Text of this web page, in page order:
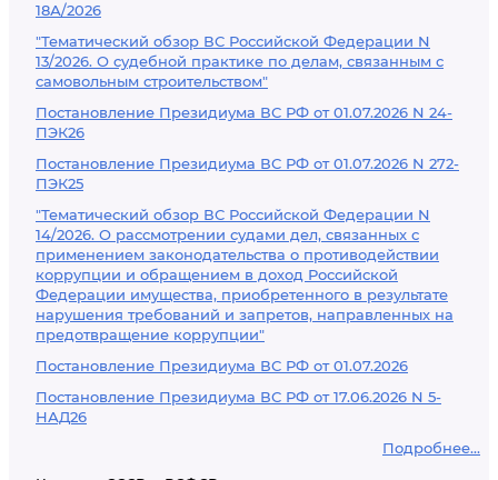
18А/2026
"Тематический обзор ВС Российской Федерации N
13/2026. О судебной практике по делам, связанным с
самовольным строительством"
Постановление Президиума ВС РФ от 01.07.2026 N 24-
ПЭК26
Постановление Президиума ВС РФ от 01.07.2026 N 272-
ПЭК25
"Тематический обзор ВС Российской Федерации N
14/2026. О рассмотрении судами дел, связанных с
применением законодательства о противодействии
коррупции и обращением в доход Российской
Федерации имущества, приобретенного в результате
нарушения требований и запретов, направленных на
предотвращение коррупции"
Постановление Президиума ВС РФ от 01.07.2026
Постановление Президиума ВС РФ от 17.06.2026 N 5-
НАД26
Подробнее...